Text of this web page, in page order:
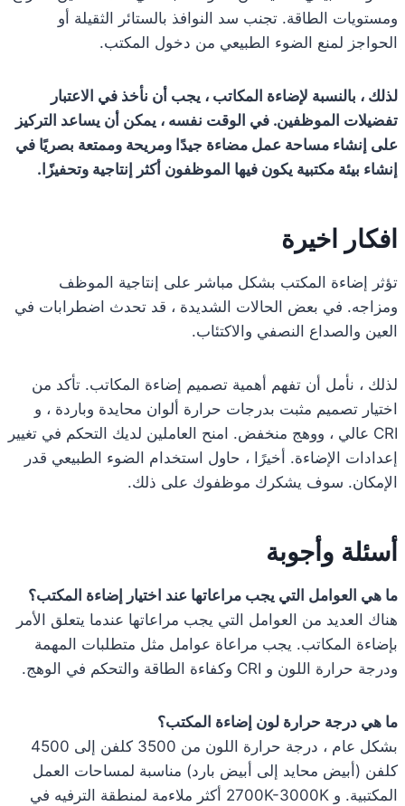
ومستويات الطاقة. تجنب سد النوافذ بالستائر الثقيلة أو
الحواجز لمنع الضوء الطبيعي من دخول المكتب.
لذلك ، بالنسبة لإضاءة المكاتب ، يجب أن نأخذ في الاعتبار
تفضيلات الموظفين. في الوقت نفسه ، يمكن أن يساعد التركيز
على إنشاء مساحة عمل مضاءة جيدًا ومريحة وممتعة بصريًا في
إنشاء بيئة مكتبية يكون فيها الموظفون أكثر إنتاجية وتحفيزًا.
افكار اخيرة
تؤثر إضاءة المكتب بشكل مباشر على إنتاجية الموظف
ومزاجه. في بعض الحالات الشديدة ، قد تحدث اضطرابات في
العين والصداع النصفي والاكتئاب.
لذلك ، نأمل أن تفهم أهمية تصميم إضاءة المكاتب. تأكد من
اختيار تصميم مثبت بدرجات حرارة ألوان محايدة وباردة ، و
CRI عالي ، ووهج منخفض. امنح العاملين لديك التحكم في تغيير
إعدادات الإضاءة. أخيرًا ، حاول استخدام الضوء الطبيعي قدر
الإمكان. سوف يشكرك موظفوك على ذلك.
أسئلة وأجوبة
ما هي العوامل التي يجب مراعاتها عند اختيار إضاءة المكتب؟
هناك العديد من العوامل التي يجب مراعاتها عندما يتعلق الأمر
بإضاءة المكاتب. يجب مراعاة عوامل مثل متطلبات المهمة
ودرجة حرارة اللون و CRI وكفاءة الطاقة والتحكم في الوهج.
ما هي درجة حرارة لون إضاءة المكتب؟
بشكل عام ، درجة حرارة اللون من 3500 كلفن إلى 4500
كلفن (أبيض محايد إلى أبيض بارد) مناسبة لمساحات العمل
المكتبية. و 2700K-3000K أكثر ملاءمة لمنطقة الترفيه في